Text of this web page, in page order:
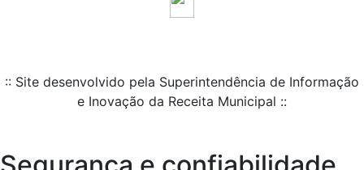
:: Site desenvolvido pela Superintendência de Informação
e Inovação da Receita Municipal ::